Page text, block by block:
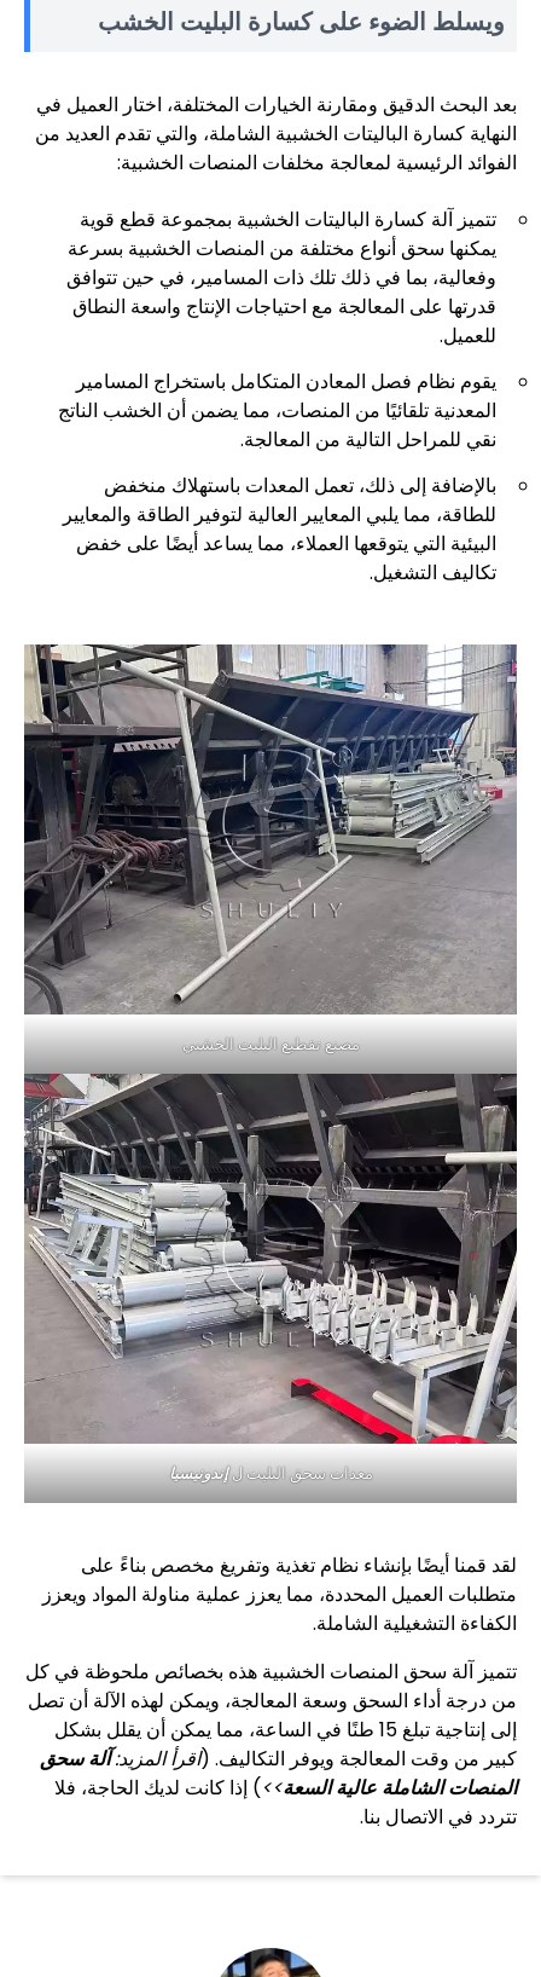
ويسلط الضوء على كسارة البليت الخشب
بعد البحث الدقيق ومقارنة الخيارات المختلفة، اختار العميل في
النهاية كسارة الباليتات الخشبية الشاملة، والتي تقدم العديد من
الفوائد الرئيسية لمعالجة مخلفات المنصات الخشبية:
تتميز آلة كسارة الباليتات الخشبية بمجموعة قطع قوية
يمكنها سحق أنواع مختلفة من المنصات الخشبية بسرعة
وفعالية، بما في ذلك تلك ذات المسامير، في حين تتوافق
قدرتها على المعالجة مع احتياجات الإنتاج واسعة النطاق
للعميل.
يقوم نظام فصل المعادن المتكامل باستخراج المسامير
المعدنية تلقائيًا من المنصات، مما يضمن أن الخشب الناتج
نقي للمراحل التالية من المعالجة.
بالإضافة إلى ذلك، تعمل المعدات باستهلاك منخفض
للطاقة، مما يلبي المعايير العالية لتوفير الطاقة والمعايير
البيئية التي يتوقعها العملاء، مما يساعد أيضًا على خفض
تكاليف التشغيل.
مصنع تقطيع البليت الخشبي
معدات سحق البليت لإندونيسيا
لقد قمنا أيضًا بإنشاء نظام تغذية وتفريغ مخصص بناءً على
متطلبات العميل المحددة، مما يعزز عملية مناولة المواد ويعزز
الكفاءة التشغيلية الشاملة.
تتميز آلة سحق المنصات الخشبية هذه بخصائص ملحوظة في كل
من درجة أداء السحق وسعة المعالجة، ويمكن لهذه الآلة أن تصل
إلى إنتاجية تبلغ 15 طنًا في الساعة، مما يمكن أن يقلل بشكل
كبير من وقت المعالجة ويوفر التكاليف. (اقرأ المزيد:آلة سحق
المنصات الشاملة عالية السعة>>) إذا كانت لديك الحاجة، فلا
تتردد في الاتصال بنا.